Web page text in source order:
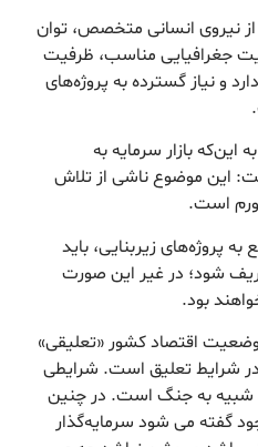
از نیروی انسانی متخصص، توان
جغرافیایی مناسب، ظرفیت
و نیاز گسترده به پروژه‌های
این‌که بازار سرمایه به
این موضوع ناشی از تلاش
است.
پروژه‌های زیربنایی، باید
شود؛ در غیر این صورت
بود.
وضعیت اقتصاد کشور «تعلیقی»
شرایط تعلیق است. شرایطی
شبیه به جنگ است. در چنین
گفته می شود سرمایه‌گذار